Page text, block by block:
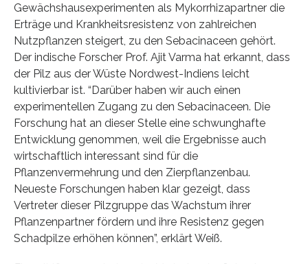
Gewächshausexperimenten als Mykorrhizapartner die
Erträge und Krankheitsresistenz von zahlreichen
Nutzpflanzen steigert, zu den Sebacinaceen gehört.
Der indische Forscher Prof. Ajit Varma hat erkannt, dass
der Pilz aus der Wüste Nordwest-Indiens leicht
kultivierbar ist. “Darüber haben wir auch einen
experimentellen Zugang zu den Sebacinaceen. Die
Forschung hat an dieser Stelle eine schwunghafte
Entwicklung genommen, weil die Ergebnisse auch
wirtschaftlich interessant sind für die
Pflanzenvermehrung und den Zierpflanzenbau.
Neueste Forschungen haben klar gezeigt, dass
Vertreter dieser Pilzgruppe das Wachstum ihrer
Pflanzenpartner fördern und ihre Resistenz gegen
Schadpilze erhöhen können”, erklärt Weiß.